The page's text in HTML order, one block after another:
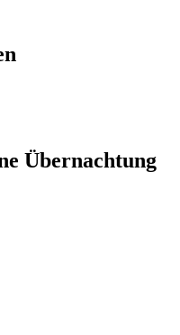
Übernachtung